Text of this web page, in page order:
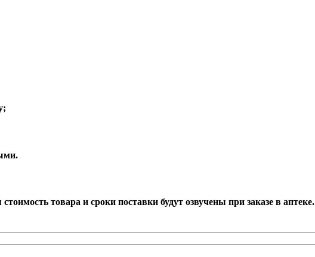
товара и сроки поставки будут озвучены при заказе в аптеке.